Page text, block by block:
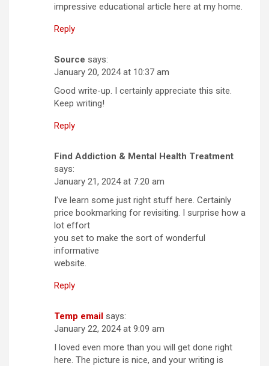
impressive educational article here at my home.
Reply
Source says:
January 20, 2024 at 10:37 am
Good write-up. I certainly appreciate this site.
Keep writing!
Reply
Find Addiction & Mental Health Treatment
says:
January 21, 2024 at 7:20 am
I’ve learn some just right stuff here. Certainly
price bookmarking for revisiting. I surprise how a
lot effort
you set to make the sort of wonderful
informative
website.
Reply
Temp email says:
January 22, 2024 at 9:09 am
I loved even more than you will get done right
here. The picture is nice, and your writing is